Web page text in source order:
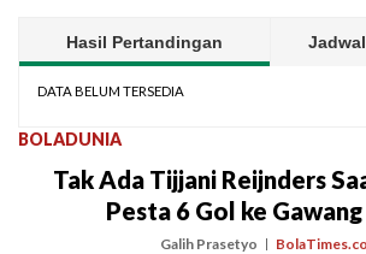
Hasil Pertandingan
DATA BELUM TERSEDIA
BOLADUNIA
Tak Ada Tijjani Reijnders
Pesta 6 Gol ke
Galih Prasetyo